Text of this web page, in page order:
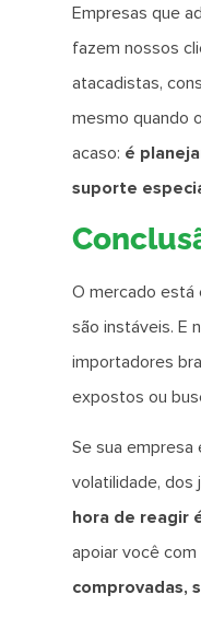
Empresas que
fazem nossos
atacadistas,
mesmo quando
acaso: é
suporte
O mercado está
são instáveis. E
importadores
expostos ou
Se sua
volatilidade, dos
hora de reagir
apoiar você com
comprovadas,